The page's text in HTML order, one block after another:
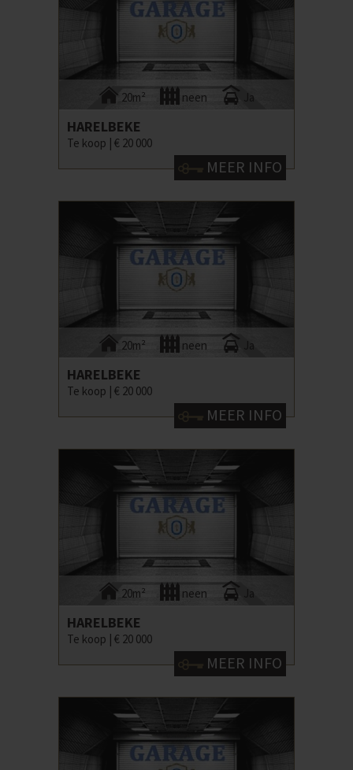
20m² neen Ja
HARELBEKE
Te koop | € 20 000
MEER INFO
20m² neen Ja
HARELBEKE
Te koop | € 20 000
MEER INFO
20m² neen Ja
HARELBEKE
Te koop | € 20 000
MEER INFO